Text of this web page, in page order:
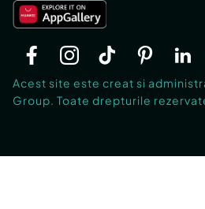
Acest site este creat si
Group. Toate drepturile